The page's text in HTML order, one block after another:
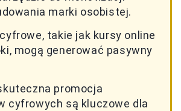
marki osobistej.
takie jak kursy online
mogą generować pasywny
promocja
cyfrowych są kluczowe dla